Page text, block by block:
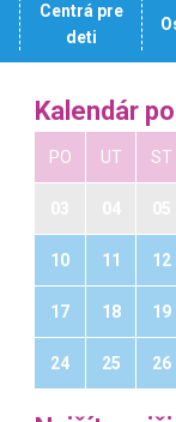
Centrá pre
deti
Kalendár
PO UT ST
10 11 12
17 18 19
24 25 26